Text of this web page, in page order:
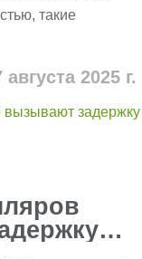
такие
августа 2025 г.